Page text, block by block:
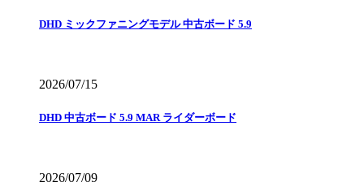
DHD ミックファニングモデル 中古ボード 5.9
2026/07/15
DHD 中古ボード 5.9 MAR ライダーボード
2026/07/09